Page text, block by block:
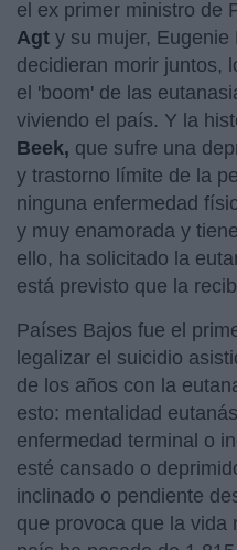
el ex primer ministro de
Agt y su mujer, Eugenie
decidieran morir juntos,
el 'boom' de las
viviendo el país. Y la
Beek, que sufre una
y trastorno límite de la
ninguna enfermedad
y muy enamorada y
ello, ha solicitado la
está previsto que la
Países Bajos fue el
legalizar el suicidio
de los años con la
esto: mentalidad
enfermedad terminal o
esté cansado o
inclinado o pendiente
que provoca que la vida